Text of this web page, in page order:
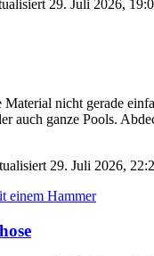
29. Juli 2026,
nicht gerade
auch ganze Pools.
29. Juli 2026,